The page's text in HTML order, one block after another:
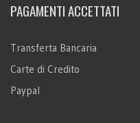
PAGAMENTI ACCETTATI
Transferta Bancaria
Carte di Credito
Paypal